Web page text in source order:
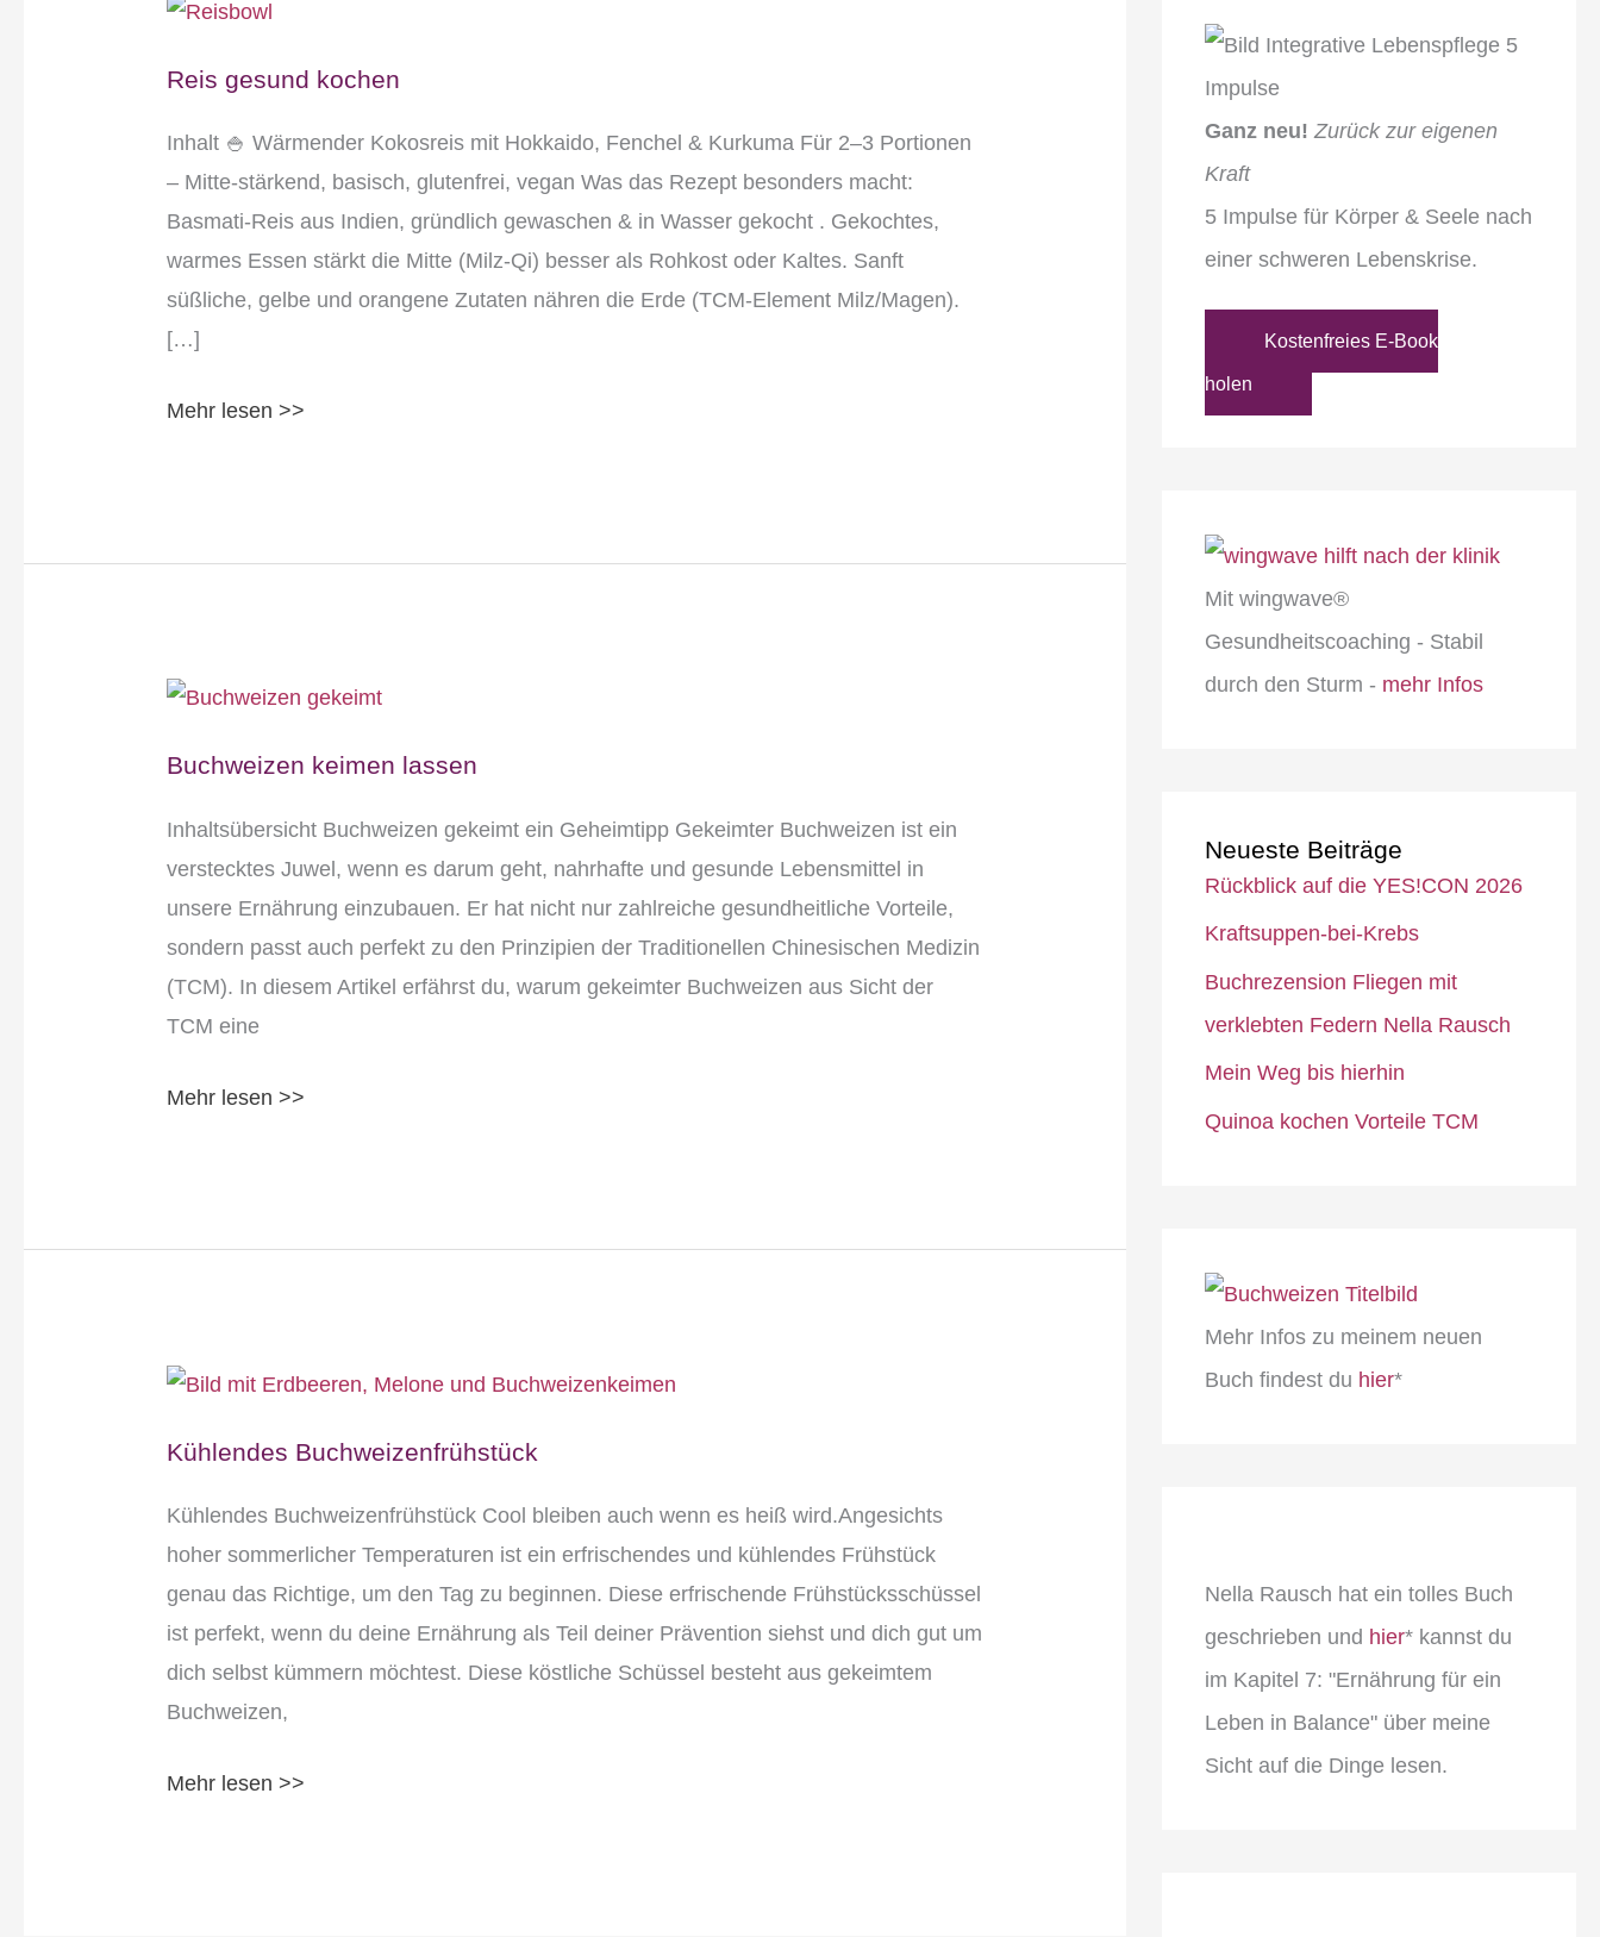
Reis gesund kochen
Inhalt 🍚 Wärmender Kokosreis mit Hokkaido, Fenchel & Kurkuma Für 2–3 Portionen
– Mitte-stärkend, basisch, glutenfrei, vegan Was das Rezept besonders macht:
Basmati-Reis aus Indien, gründlich gewaschen & in Wasser gekocht . Gekochtes,
warmes Essen stärkt die Mitte (Milz-Qi) besser als Rohkost oder Kaltes. Sanft
süßliche, gelbe und orangene Zutaten nähren die Erde (TCM-Element Milz/Magen).
[…]
Reis
kochen
Mehr lesen >>
Buchweizen keimen lassen
Inhaltsübersicht Buchweizen gekeimt ein Geheimtipp Gekeimter Buchweizen ist ein
verstecktes Juwel, wenn es darum geht, nahrhafte und gesunde Lebensmittel in
unsere Ernährung einzubauen. Er hat nicht nur zahlreiche gesundheitliche Vorteile,
sondern passt auch perfekt zu den Prinzipien der Traditionellen Chinesischen Medizin
(TCM). In diesem Artikel erfährst du, warum gekeimter Buchweizen aus Sicht der
TCM eine
Buchweizen
lassen
Mehr lesen >>
Kühlendes Buchweizenfrühstück
Kühlendes Buchweizenfrühstück Cool bleiben auch wenn es heiß wird.Angesichts
hoher sommerlicher Temperaturen ist ein erfrischendes und kühlendes Frühstück
genau das Richtige, um den Tag zu beginnen. Diese erfrischende Frühstücksschüssel
ist perfekt, wenn du deine Ernährung als Teil deiner Prävention siehst und dich gut um
dich selbst kümmern möchtest. Diese köstliche Schüssel besteht aus gekeimtem
Buchweizen,
Kühlendes
Mehr lesen >>
Ganz neu! Zurück zur eigenen
Kraft
5 Impulse für Körper & Seele nach
einer schweren Lebenskrise.
Kostenfreies E-Book
holen
Mit wingwave®
Gesundheitscoaching - Stabil
durch den Sturm - mehr Infos
Neueste Beiträge
Rückblick auf die YES!CON 2026
Kraftsuppen-bei-Krebs
Buchrezension Fliegen mit
verklebten Federn Nella Rausch
Mein Weg bis hierhin
Quinoa kochen Vorteile TCM
Mehr Infos zu meinem neuen
Buch findest du hier*
Nella Rausch hat ein tolles Buch
geschrieben und hier* kannst du
im Kapitel 7: "Ernährung für ein
Leben in Balance" über meine
Sicht auf die Dinge lesen.